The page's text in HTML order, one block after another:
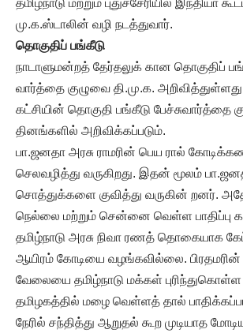
தமிழ்நாடு மற்றும் புதுச்சேரியில் இந்தியா
மு.க.ஸ்டாலின் வழி நடத்துவார்.
தொகுதிப் பங்கீடு
நாடாளுமன்றத் தேர்தலுக் கான தொகுதிப்
வார்த்தை குழுவை தி.மு.க.
கட்சியின் தொகுதி பங்கீடு பேச்சுவார்த்தை
தினங்களில் அறிவிக்கப்படும்.
பா.ஜனதா அரசு ராமரின் பெய ரால்
செலவழித்து வருகிறது. இதன் மூலம்
சொத்துக்களை குவித்து வருகின் றனர்.
நெல்லை மற்றும் சென்னை வெள்ள பாதிப்பு
தமிழ்நாடு அரசு நிவா ரணத் தொகையாக
ஆயிரம் கோடியை வழங்கவில்லை. பிரதமரின்
வேலையை தமிழ்நாடு மக்கள்
தமிழகத்தில் மழை வெள்ளத் தால்
நேரில் சந்தித்து ஆறுதல் கூற முடியாத